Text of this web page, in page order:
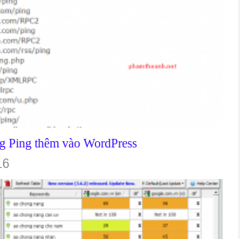
Ping thêm vào WordPress